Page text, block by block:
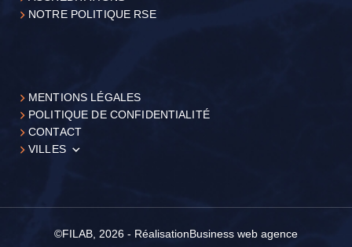
NOTRE POLITIQUE RSE
MENTIONS LÉGALES
POLITIQUE DE CONFIDENTIALITÉ
CONTACT
VILLES
©FILAB, 2026 - Réalisation Business web agence